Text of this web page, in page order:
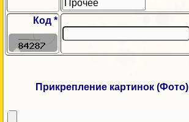
Код *
Прикрепление картинок (Фото)